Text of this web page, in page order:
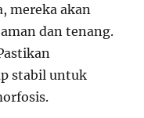
mereka akan
dan tenang.
stabil untuk